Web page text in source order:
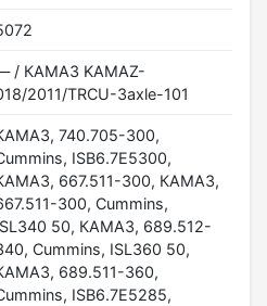
/ КАМАЗ KAMAZ-
2011/TRСU-3axle-101
740.705-300,
ISB6.7E5300,
667.511-300, КАМАЗ,
300, Cummins,
50, КАМАЗ, 689.512-
Cummins, ISL360 50,
689.511-360,
ISB6.7E5285,